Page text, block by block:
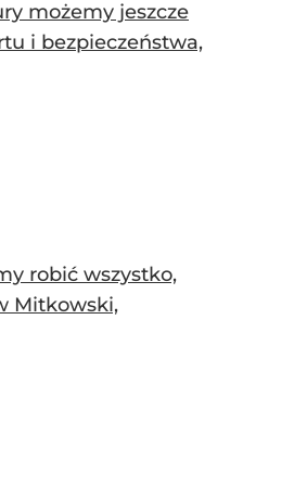
możemy jeszcze
i bezpieczeństwa,
robić wszystko,
Mitkowski,